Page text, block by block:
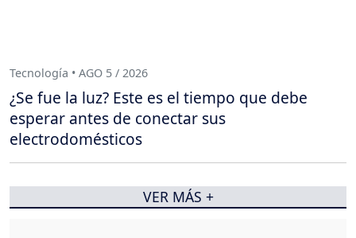
Tecnología • AGO 5 / 2026
¿Se fue la luz? Este es el tiempo que debe
esperar antes de conectar sus
electrodomésticos
VER MÁS +